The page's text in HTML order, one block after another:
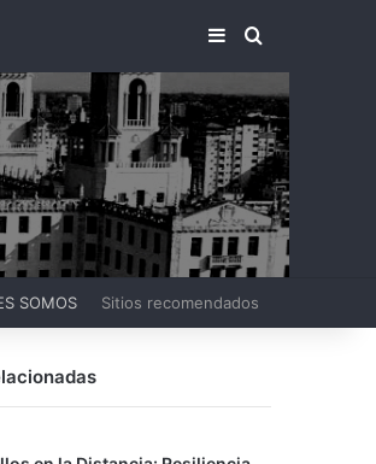
BARRA LATERAL
BUSCAR
SOMOS Sitios recomendados